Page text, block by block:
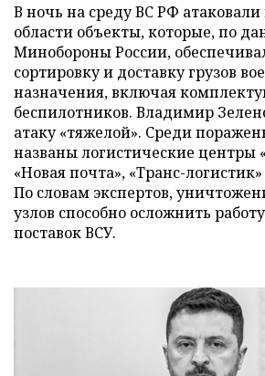
В ночь на среду ВС РФ атаковали
области объекты, которые, по
Минобороны России,
сортировку и доставку грузов
назначения, включая
беспилотников. Владимир
атаку «тяжелой». Среди
названы логистические
«Новая почта», «Транс-
По словам экспертов,
узлов способно осложнить
поставок ВСУ.